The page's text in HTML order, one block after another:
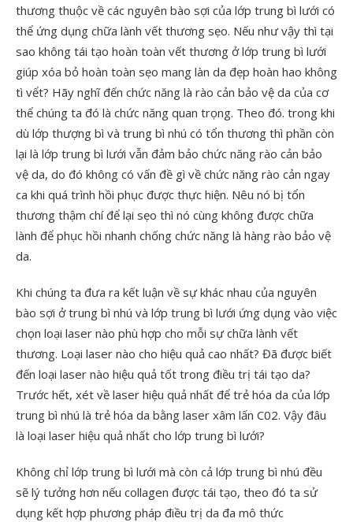
thương thuộc về các nguyên bào sợi của lớp trung bì lưới có
thể ứng dụng chữa lành vết thương sẹo. Nếu như vậy thì tại
sao không tái tạo hoàn toàn vết thương ở lớp trung bì lưới
giúp xóa bỏ hoàn toàn sẹo mang làn da đẹp hoàn hao không
tì vểt? Hãy nghĩ đến chức năng là rào cản bảo vệ da của cơ
thể chúng ta đó là chức năng quan trọng. Theo đó. trong khi
dù lớp thượng bì và trung bì nhú có tổn thương thì phần còn
lại là lớp trung bì lưới vẫn đảm bảo chức năng rào cản bảo
vệ da, do đó không có vấn đề gì về chức năng rào cản ngay
ca khi quá trình hồi phục được thực hiện. Nêu nó bị tổn
thương thậm chí để lại sẹo thì nó cùng không được chữa
lành để phục hồi nhanh chống chức năng là hàng rào bảo vệ
da.
Khi chúng ta đưa ra kết luận về sự khác nhau của nguyên
bào sợi ở trung bì nhú và lớp trung bì lưới ứng dụng vào việc
chọn loại laser nào phù hợp cho mỗi sự chữa lành vết
thương. Loại laser nào cho hiệu quả cao nhất? Đã được biết
đến loại laser nào hiệu quả tốt trong điều trị tái tạo da?
Trước hết, xét về laser hiệu quả nhất để trẻ hóa da của lớp
trung bì nhú là trẻ hóa da bằng laser xâm lấn C02. Vậy đâu
là loại laser hiệu quả nhất cho lớp trung bì lưới?
Không chỉ lớp trung bì lưới mà còn cả lớp trung bì nhú đều
sẽ lý tưởng hơn nếu collagen được tái tạo, theo đó ta sử
dụng kết hợp phương pháp điều trị da đa mô thức